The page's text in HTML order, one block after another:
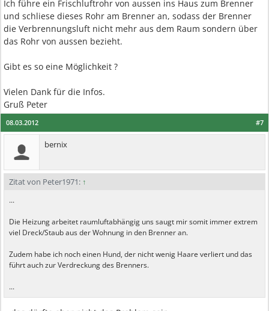
Ich führe ein Frischluftrohr von aussen ins Haus zum Brenner
und schliese dieses Rohr am Brenner an, sodass der Brenner
die Verbrennungsluft nicht mehr aus dem Raum sondern über
das Rohr von aussen bezieht.
Gibt es so eine Möglichkeit ?
Vielen Dank für die Infos.
Gruß Peter
#7
08.03.2012
bernix
Zitat von Peter1971: ↑
...
Die Heizung arbeitet raumluftabhängig uns saugt mir somit immer extrem
viel Dreck/Staub aus der Wohnung in den Brenner an.
Zudem habe ich noch einen Hund, der nicht wenig Haare verliert und das
führt auch zur Verdreckung des Brenners.
...